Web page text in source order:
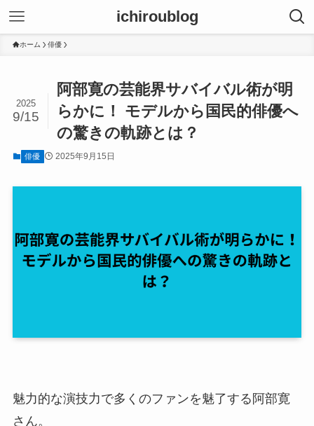
ichiroublog
ホーム 俳優
阿部寛の芸能界サバイバル術が明
らかに！ モデルから国民的俳優へ
の驚きの軌跡とは？
2025
9/15
俳優 2025年9月15日
魅力的な演技力で多くのファンを魅了する阿部寛
さん。